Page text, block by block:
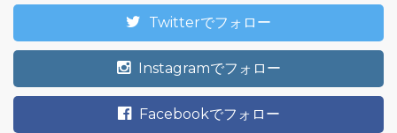
Twitterでフォロー
Instagramでフォロー
Facebookでフォロー